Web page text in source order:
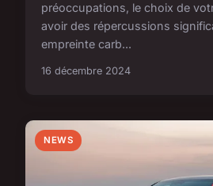
préoccupations, le choix de
avoir des répercussions
empreinte carb...
16 décembre 2024
NEWS